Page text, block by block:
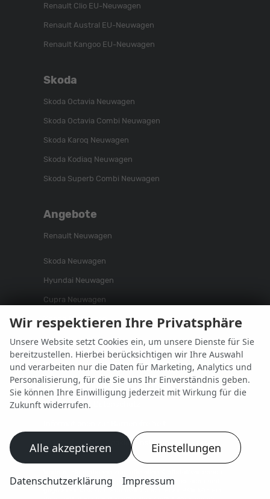
Renault Clio EU-Neuwagen
Renault Austral EU-Neuwagen
Renault Kangoo EU-Neuwagen
Skoda
Skoda Octavia Neuwagen
Skoda Octavia Combi Neuwagen
Skoda Karoq Neuwagen
Skoda Kodiaq Neuwagen
Skoda Superb Combi Neuwagen
Angebote
Renault Neuwagen
Skoda Neuwagen
Hyundai Neuwagen
Cupra Neuwagen
Xpeng Neuwagen
Autovermietung Bad Hersfeld
Autovermietung Bad Salzungen Anmelden
Impressum
Widerrufsrecht Cookie-Einstellungen
und zu den offiziellen spezifischen CO 2 -Emissionen und
Wir respektieren Ihre Privatsphäre
Unsere Website setzt Cookies ein, um unsere Dienste für Sie
bereitzustellen. Hierbei berücksichtigen wir Ihre Auswahl
und verarbeiten nur die Daten für Marketing, Analytics und
Personalisierung, für die Sie uns Ihr Einverständnis geben.
Sie können Ihre Einwilligung jederzeit mit Wirkung für die
Zukunft widerrufen.
Alle akzeptieren Einstellungen
Datenschutzerklärung Impressum